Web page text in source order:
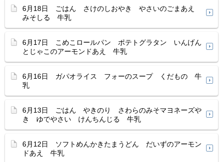
6月18日 ごはん さけのしおやき やさいのごまあえ
みそしる 牛乳
6月17日 こめこロールパン ポテトグラタン いんげん
とじゃこのアーモンドあえ 牛乳
6月16日 ガパオライス フォーのスープ くだもの 牛
乳
6月13日 ごはん やきのり さわらのみそマヨネーズや
き ゆでやさい けんちんじる 牛乳
6月12日 ソフトめんかきたまうどん だいずのアーモン
ドあえ 牛乳